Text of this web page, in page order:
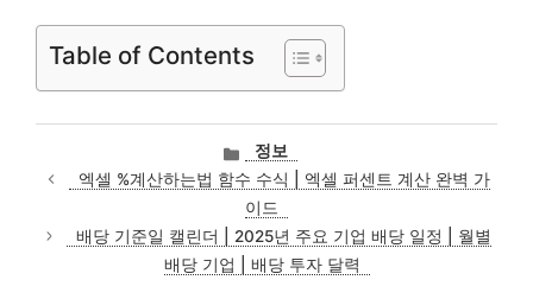
Table of Contents
카
테
고
리
정보
엑셀 %계산하는법 함수 수식 | 엑셀 퍼센트 계산 완벽 가
이드
배당 기준일 캘린더 | 2025년 주요 기업 배당 일정 | 월별
배당 기업 | 배당 투자 달력